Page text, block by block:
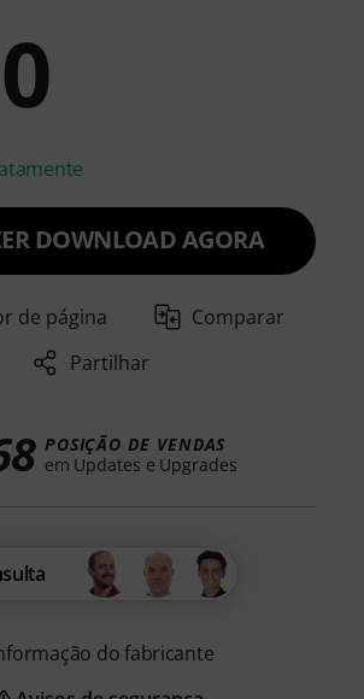
DOWNLOAD AGORA
de página
Comparar
Partilhar
POSIÇÃO DE VENDAS
em Updates e Upgrades
do fabricante